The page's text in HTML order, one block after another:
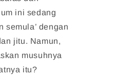
ini sedang
semula’ dengan
jitu. Namun,
musuhnya
itu?